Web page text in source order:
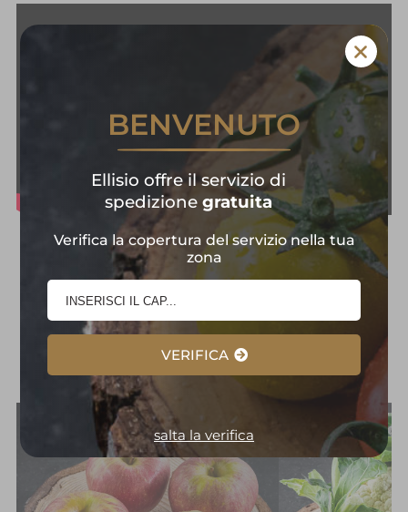
Frutta e Verdura in
Primo Piano:
Selezione
d'Eccellenza
BENVENUTO
Ellisio offre il servizio di
spedizione gratuita
Verifica la copertura del servizio nella tua
zona
VERIFICA
salta la verifica